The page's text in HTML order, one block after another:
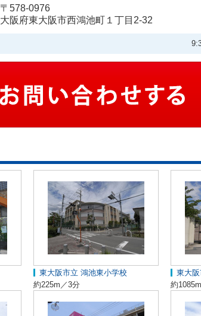
〒578-0976
大阪府東大阪市西鴻池町１丁目2-32
東大阪市立 鴻池東小学校
約225m／3分
東大
約